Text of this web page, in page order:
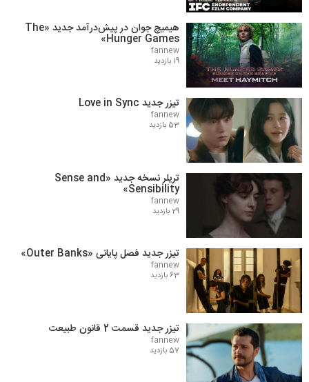
هیمیچ جوان در پیش‌درآمد جدید «The
Hunger Games»
fannew
19 بازدید
تیزر جدید Love in Sync
fannew
53 بازدید
تریلر نسخه جدید «Sense and
Sensibility»
fannew
29 بازدید
تیزر جدید فصل پایانی «Outer Banks»
fannew
63 بازدید
تیزر جدید قسمت 2 قانون طبیعت
fannew
57 بازدید